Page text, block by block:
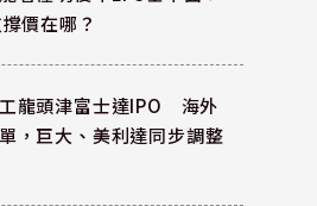
價在哪？
龍頭津富士達IPO 海外
，巨大、美利達同步調整